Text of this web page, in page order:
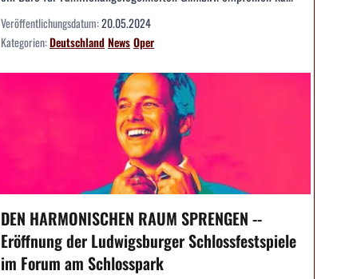
Veröffentlichungsdatum:20.05.2024
Kategorien:DeutschlandNewsOper
DEN HARMONISCHEN RAUM SPRENGEN --
Eröffnung der Ludwigsburger Schlossfestspiele
im Forum am Schlosspark